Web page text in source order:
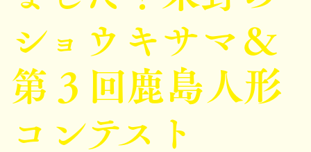
ショウキサマ＆
第３回鹿島人形
コンテスト